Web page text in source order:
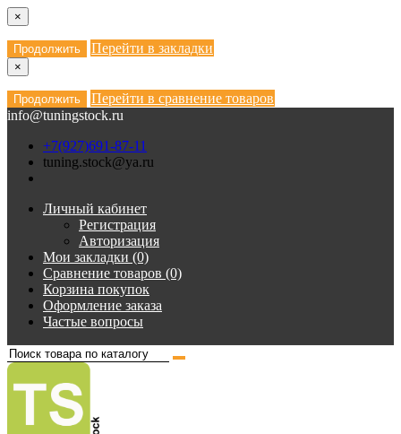
×
Продолжить Перейти в закладки
×
Продолжить
Перейти в сравнение товаров
info@tuningstock.ru
+7(927)691-87-11
tuning.stock@ya.ru
Личный кабинет
Регистрация
Авторизация
Мои закладки (0)
Сравнение товаров (0)
Корзина покупок
Оформление заказа
Частые вопросы